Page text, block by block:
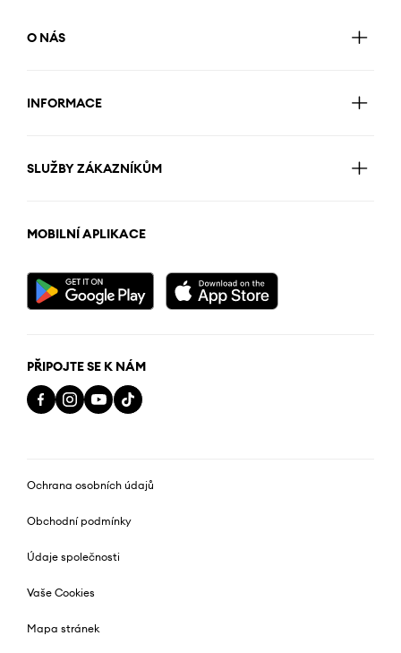
O NÁS
INFORMACE
SLUŽBY ZÁKAZNÍKŮM
MOBILNÍ APLIKACE
PŘIPOJTE SE K NÁM
Ochrana osobních údajů
Obchodní podmínky
Údaje společnosti
Vaše Cookies
Mapa stránek